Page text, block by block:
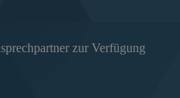
zur Verfügung